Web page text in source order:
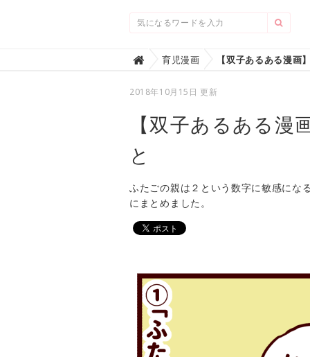
Home育児漫画
2018年10月15日 更新
【双子あるある
と
ふたごの親は２という数字に敏感にな
にまとめました。